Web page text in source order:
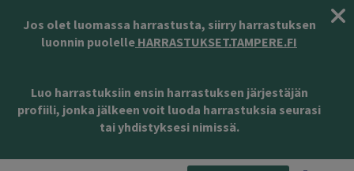
Jos olet luomassa harrastusta, siirry harrastuksen
luonnin puolelle HARRASTUKSET.TAMPERE.FI
Luo harrastuksiin ensin harrastuksen järjestäjän
profiili, jonka jälkeen voit luoda harrastuksia seurasi
tai yhdistyksesi nimissä.